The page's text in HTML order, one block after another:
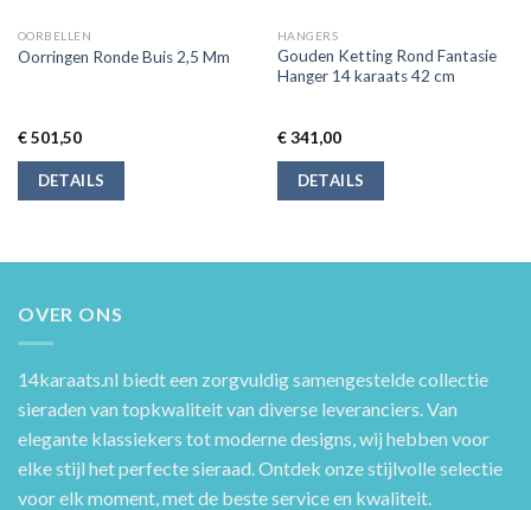
OORBELLEN
Oorringen Ronde Buis 2,5 Mm
€501,50
DETAILS
HANGERS
Gouden Ketting Rond Fantasie
Hanger 14 karaats 42 cm
€341,00
DETAILS
OVER ONS
14karaats.nl biedt een zorgvuldig samengestelde collectie
sieraden van topkwaliteit van diverse leveranciers. Van
elegante klassiekers tot moderne designs, wij hebben voor
elke stijl het perfecte sieraad. Ontdek onze stijlvolle selectie
voor elk moment, met de beste service en kwaliteit.